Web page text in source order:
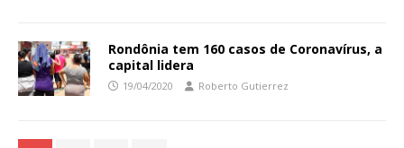
Rondônia tem 160 casos de Coronavírus, a
capital lidera
19/04/2020 Roberto Gutierrez